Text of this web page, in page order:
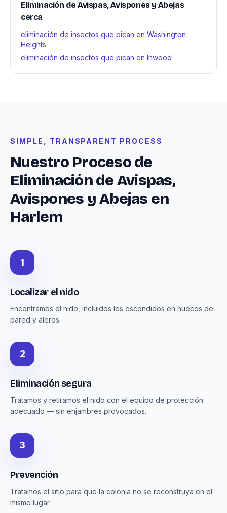
Eliminación de Avispas, Avispones y Abejas
cerca
eliminación de insectos que pican en Washington
Heights
eliminación de insectos que pican en Inwood
SIMPLE, TRANSPARENT PROCESS
Nuestro Proceso de
Eliminación de Avispas,
Avispones y Abejas en
Harlem
1
Localizar el nido
Encontramos el nido, incluidos los escondidos en huecos de
pared y aleros.
2
Eliminación segura
Tratamos y retiramos el nido con el equipo de protección
adecuado — sin enjambres provocados.
3
Prevención
Tratamos el sitio para que la colonia no se reconstruya en el
mismo lugar.